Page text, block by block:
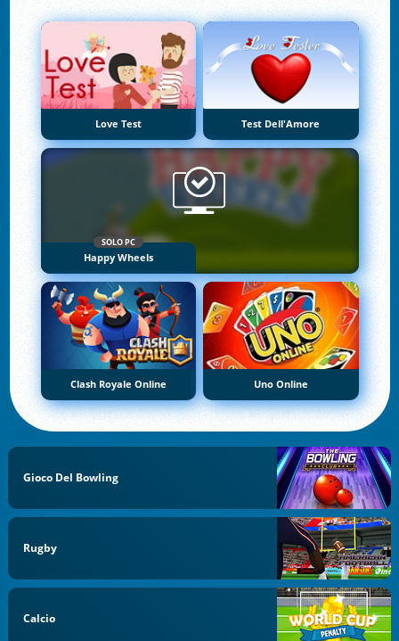
Love Test Test Dell'Amore
SOLO PC
Happy Wheels
Clash Royale Online Uno Online
Gioco Del Bowling
Rugby
Calcio